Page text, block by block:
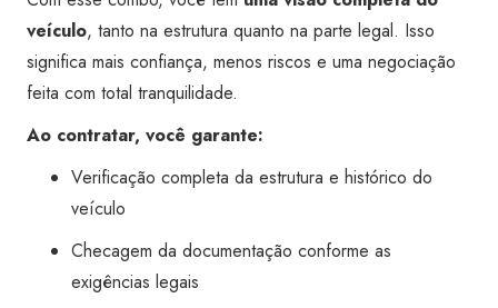
veículo, tanto na estrutura quanto na parte legal. Isso
significa mais confiança, menos riscos e uma negociação
feita com total tranquilidade.
Ao contratar, você garante:
Verificação completa da estrutura e histórico do
veículo
Checagem da documentação conforme as
exigências legais